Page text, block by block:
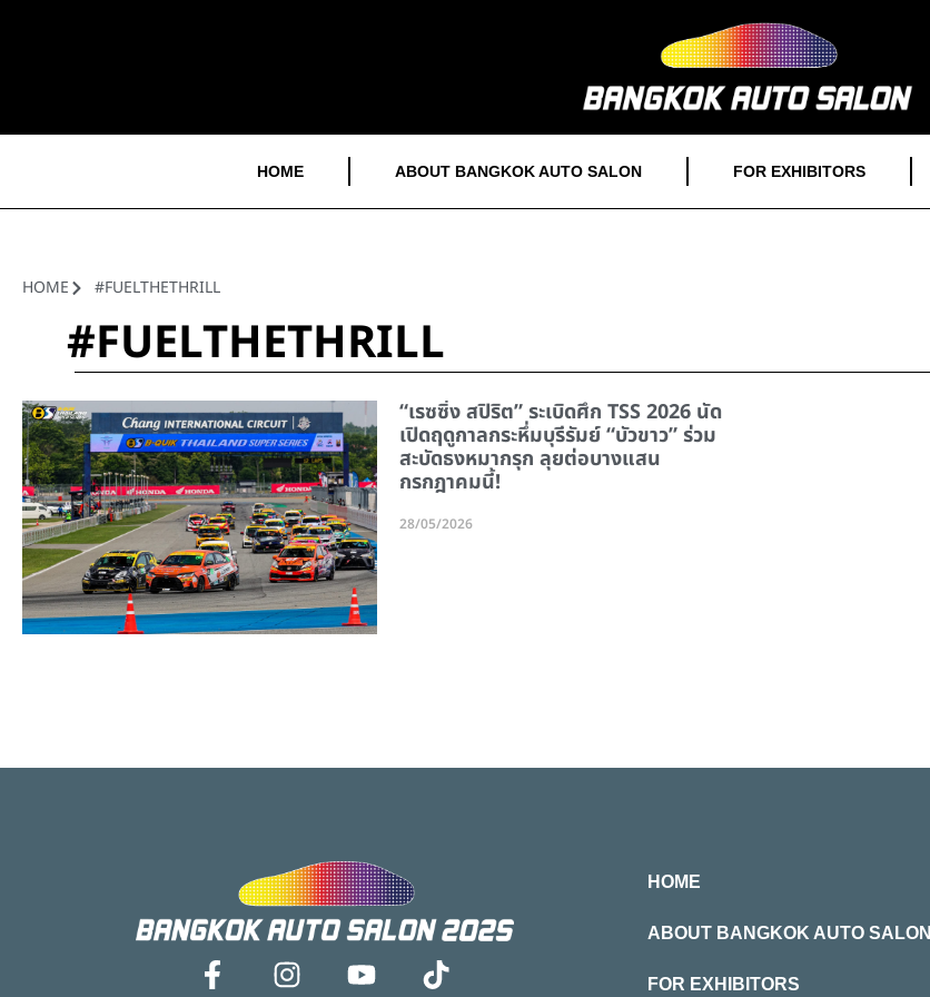
HOME ABOUT BANGKOK AUTO SALON FOR EXHIBITORS
HOME #FUELTHETHRILL
#FUELTHETHRILL
“เรซซิ่ง สปิริต” ระเบิดศึก TSS 2026 นัด
เปิดฤดูกาลกระหึ่มบุรีรัมย์ “บัวขาว” ร่วม
สะบัดธงหมากรุก ลุยต่อบางแสน
กรกฎาคมนี้!
28/05/2026
HOME
ABOUT BANGKOK AUTO SALON
FOR EXHIBITORS